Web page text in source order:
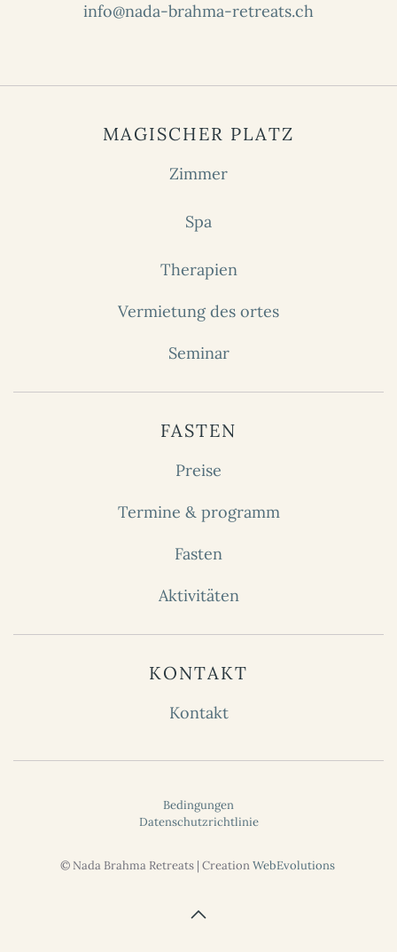
info@nada-brahma-retreats.ch
MAGISCHER PLATZ
Zimmer
Spa
Therapien
Vermietung des ortes
Seminar
FASTEN
Preise
Termine & programm
Fasten
Aktivitäten
KONTAKT
Kontakt
Bedingungen
Datenschutzrichtlinie
© Nada Brahma Retreats| Creation WebEvolutions